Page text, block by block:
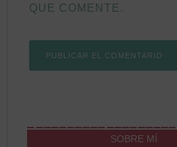
QUE COMENTE.
SOBRE MÍ